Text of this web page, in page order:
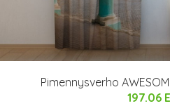
Pimennysverho
197.06